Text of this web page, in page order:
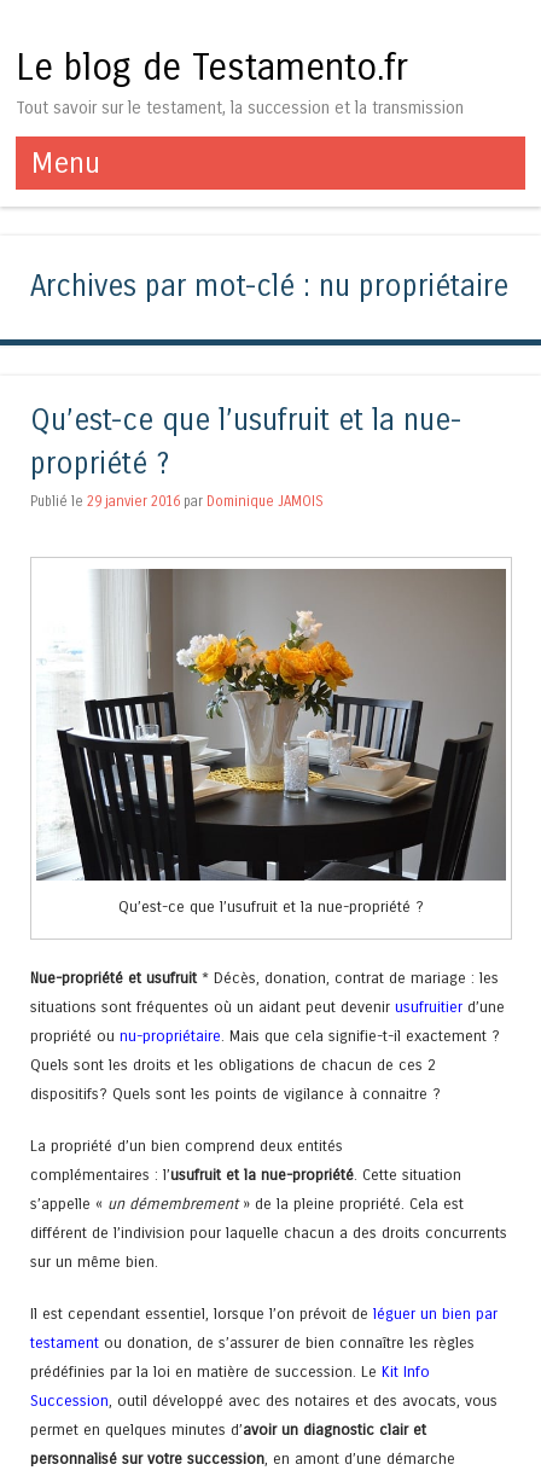
Le blog de Testamento.fr
Tout savoir sur le testament, la succession et la transmission
Menu
Aller au contenu
Archives par mot-clé : nu propriétaire
Qu’est-ce que l’usufruit et la nue-
propriété ?
Publié le 29 janvier 2016 par Dominique JAMOIS
Qu’est-ce que l’usufruit et la nue-propriété ?
Nue-propriété et usufruit * Décès, donation, contrat de mariage : les
situations sont fréquentes où un aidant peut devenir usufruitier d’une
propriété ou nu-propriétaire . Mais que cela signifie-t-il exactement ?
Quels sont les droits et les obligations de chacun de ces 2
dispositifs? Quels sont les points de vigilance à connaitre ?
La propriété d’un bien comprend deux entités
complémentaires : l’usufruit et la nue-propriété . Cette situation
s’appelle « un démembrement» de la pleine propriété. Cela est
différent de l’indivision pour laquelle chacun a des droits concurrents
sur un même bien.
Il est cependant essentiel, lorsque l’on prévoit de léguer un bien par
testament ou donation, de s’assurer de bien connaître les règles
prédéfinies par la loi en matière de succession. Le Kit Info
Succession , outil développé avec des notaires et des avocats, vous
permet en quelques minutes d’avoir un diagnostic clair et
personnalisé sur votre succession , en amont d’une démarche